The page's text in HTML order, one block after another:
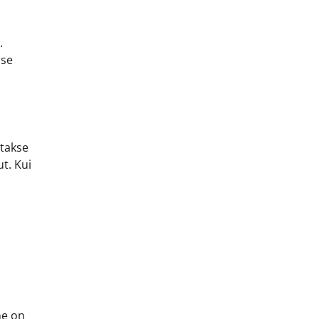
Kui
on